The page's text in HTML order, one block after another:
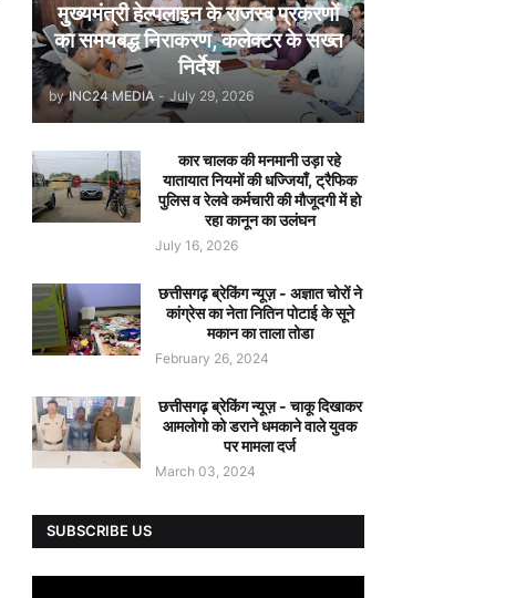
मुख्यमंत्री हेल्पलाइन के राजस्व प्रकरणों
का समयबद्ध निराकरण, कलेक्टर के सख्त
निर्देश
by INC24 MEDIA - July 29, 2026
कार चालक की मनमानी उड़ा रहे
यातायात नियमों की धज्जियाँ, ट्रैफिक
पुलिस व रेलवे कर्मचारी की मौजूदगी में हो
रहा कानून का उलंघन
July 16, 2026
छत्तीसगढ़ ब्रेकिंग न्यूज़ - अज्ञात चोरों ने
कांग्रेस का नेता नितिन पोटाई के सूने
मकान का ताला तोडा
February 26, 2024
छत्तीसगढ़ ब्रेकिंग न्यूज़ - चाकू दिखाकर
आमलोगो को डराने धमकाने वाले युवक
पर मामला दर्ज
March 03, 2024
SUBSCRIBE US